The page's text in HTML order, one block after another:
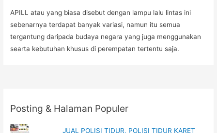
APILL atau yang biasa disebut dengan lampu lalu lintas ini
sebenarnya terdapat banyak variasi, namun itu semua
tergantung daripada budaya negara yang juga menggunakan
searta kebutuhan khusus di perempatan tertentu saja.
Posting & Halaman Populer
JUAL POLISI TIDUR, POLISI TIDUR KARET